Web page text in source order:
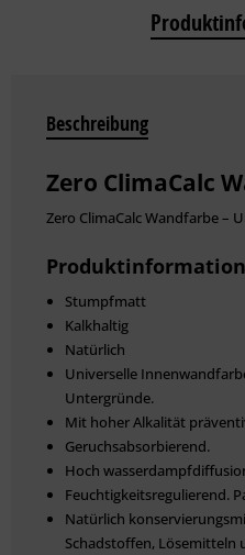
Beschreibung
Zero ClimaCalc
Zero ClimaCalc Wandfarbe –
Stumpfmatt
Kalkhaltig
Natürlich
Universelle
Untergründe.
Mit hoher Alkalität
Geruchsabsorbierend.
Hoch
Feuchtigkeitsregulierend.
Natürlich
Schadstoffen, Lösemitteln